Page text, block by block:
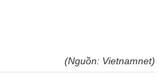
(Nguồn: Vietnamnet)